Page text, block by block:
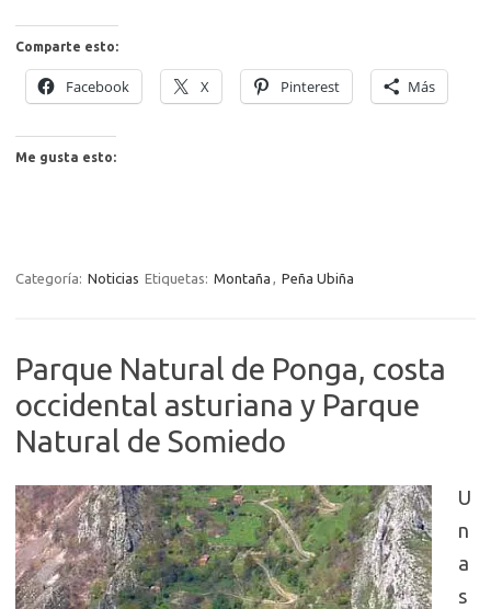
Comparte esto:
Facebook X Pinterest Más
Me gusta esto:
Categoría: Noticias Etiquetas: Montaña , Peña Ubiña
Parque Natural de Ponga, costa
occidental asturiana y Parque
Natural de Somiedo
U
n
a
s